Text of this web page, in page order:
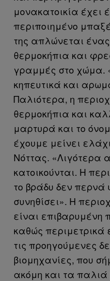
μονακατοικία έχει
περιποιημένο
της απλώνεται
θερμοκήπια και
γραμμές στο χώμα.
κηπευτικά και
Παλιότερα, η
θερμοκήπια και
μαρτυρά και το
έχουμε μείνει
Νόττας. «Λιγότερα
κατοικούνται. Η
το βράδυ δεν περνά
συνηθίσει». Η
είναι επιβαρυμένη
καθώς περιμετρικά
τις προηγούμενες
βιομηχανίες, που
ακόμη και τα παλιά